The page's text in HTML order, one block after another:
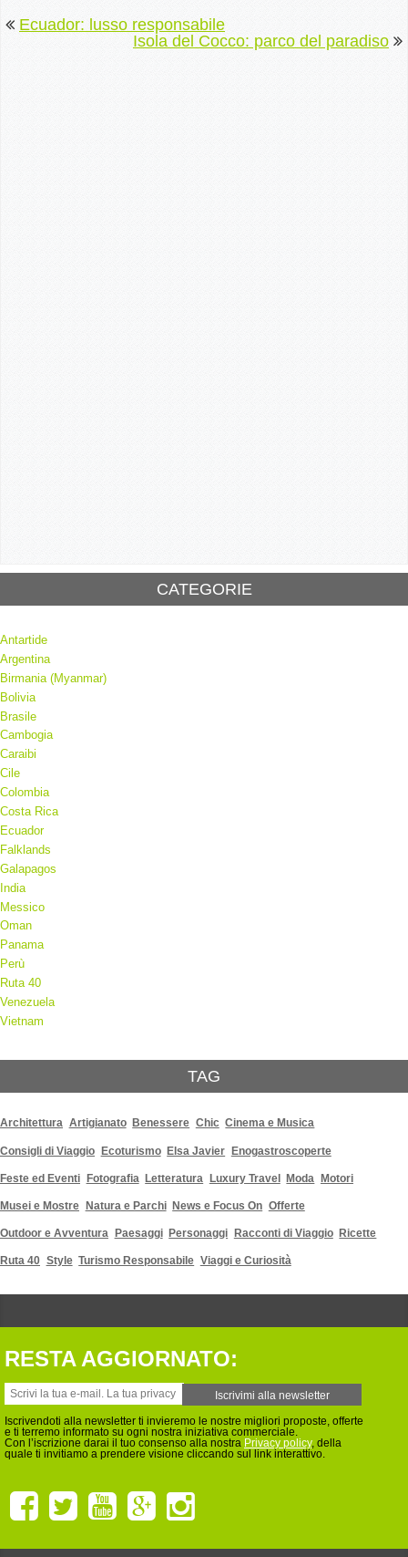
Ecuador: lusso responsabile
Isola del Cocco: parco del paradiso
CATEGORIE
Antartide
Argentina
Birmania (Myanmar)
Bolivia
Brasile
Cambogia
Caraibi
Cile
Colombia
Costa Rica
Ecuador
Falklands
Galapagos
India
Messico
Oman
Panama
Perù
Ruta 40
Venezuela
Vietnam
TAG
Architettura Artigianato Benessere Chic Cinema e Musica
Consigli di Viaggio Ecoturismo Elsa Javier Enogastroscoperte
Feste ed Eventi Fotografia Letteratura Luxury Travel Moda Motori
Musei e Mostre Natura e Parchi News e Focus On Offerte
Outdoor e Avventura Paesaggi Personaggi Racconti di Viaggio Ricette
Ruta 40 Style Turismo Responsabile Viaggi e Curiosità
RESTA AGGIORNATO:
Iscrivendoti alla newsletter ti invieremo le nostre migliori proposte, offerte
e ti terremo informato su ogni nostra iniziativa commerciale.
Con l’iscrizione darai il tuo consenso alla nostra Privacy policy, della
quale ti invitiamo a prendere visione cliccando sul link interattivo.